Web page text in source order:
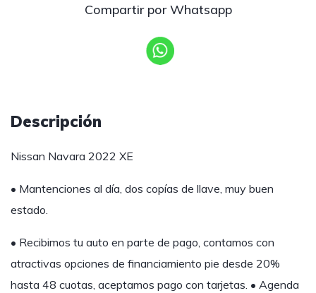
Compartir por Whatsapp
Descripción
Nissan Navara 2022 XE
• Mantenciones al día, dos copías de llave, muy buen
estado.
• Recibimos tu auto en parte de pago, contamos con
atractivas opciones de financiamiento pie desde 20%
hasta 48 cuotas, aceptamos pago con tarjetas. • Agenda